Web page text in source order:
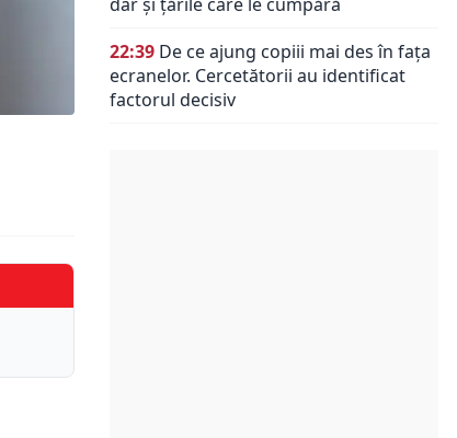
22:39 De ce ajung copiii mai des în fața
ecranelor. Cercetătorii au identificat
factorul decisiv